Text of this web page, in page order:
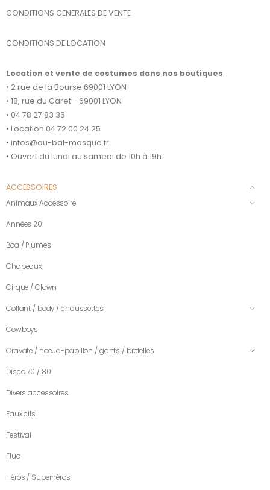
CONDITIONS GENERALES DE VENTE
CONDITIONS DE LOCATION
Location et vente de costumes dans nos boutiques
• 2 rue de la Bourse 69001 LYON
• 18, rue du Garet - 69001 LYON
• 04 78 27 83 36
• Location 04 72 00 24 25
• infos@au-bal-masque.fr
• Ouvert du lundi au samedi de 10h à 19h.
ACCESSOIRES
Animaux Accessoire
Années 20
Boa / Plumes
Chapeaux
Cirque / Clown
Collant / body / chaussettes
Cowboys
Cravate / noeud-papillon / gants / bretelles
Disco 70 / 80
Divers accessoires
Faux cils
Festival
Fluo
Héros / Superhéros